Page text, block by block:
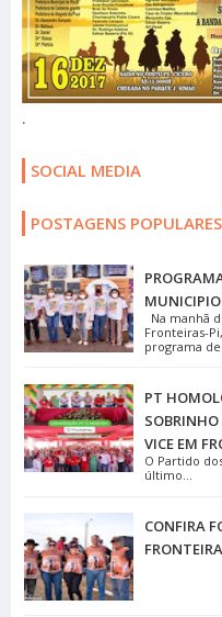
.
SOCIAL MEDIA
POSTAGENS POPULARES
MUNICIPIO
Na manhã
Fronteiras-
programa de
PT
VICE EM
O Partido
último...
CONFIRA